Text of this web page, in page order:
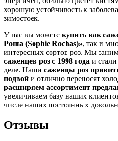
хорошую устойчивость к
зимостоек.
У нас вы можете купить как
Роша (Sophie Rochas)», так и
интересных сортов роз. Мы
саженцев роз с 1998 года и
деле. Наши саженцы роз
подвой и отлично переносят
расширяем ассортимент
увеличиваем базу наших
числе наших постоянных
Отзывы